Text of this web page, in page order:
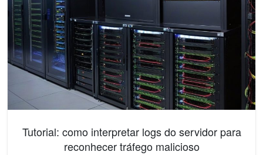
Tutorial: como interpretar logs do servidor para
reconhecer tráfego malicioso